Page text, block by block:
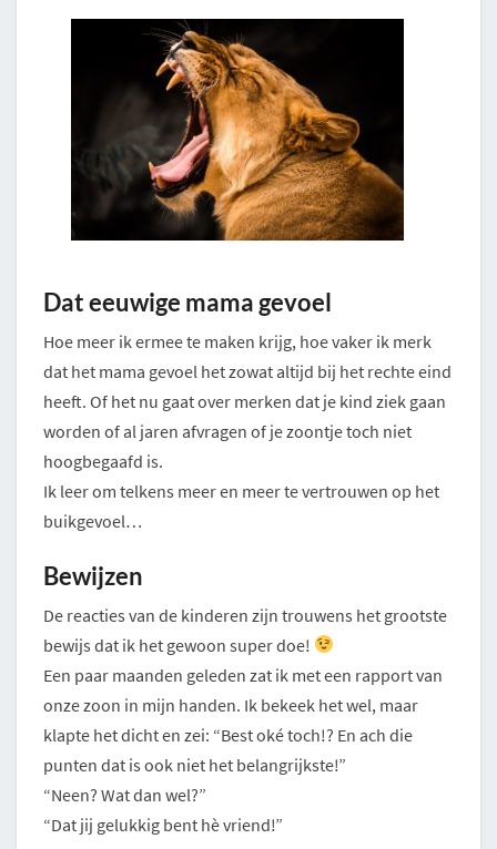
Dat eeuwige mama gevoel
Hoe meer ik ermee te maken krijg, hoe vaker ik merk
dat het mama gevoel het zowat altijd bij het rechte eind
heeft. Of het nu gaat over merken dat je kind ziek gaan
worden of al jaren afvragen of je zoontje toch niet
hoogbegaafd is.
Ik leer om telkens meer en meer te vertrouwen op het
buikgevoel…
Bewijzen
De reacties van de kinderen zijn trouwens het grootste
bewijs dat ik het gewoon super doe!
Een paar maanden geleden zat ik met een rapport van
onze zoon in mijn handen. Ik bekeek het wel, maar
klapte het dicht en zei: “Best oké toch!? En ach die
punten dat is ook niet het belangrijkste!”
“Neen? Wat dan wel?”
“Dat jij gelukkig bent hè vriend!”